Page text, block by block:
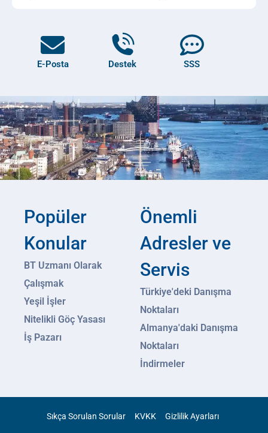
E-Posta Destek SSS
Popüler
Konular
BT Uzmanı Olarak
Çalışmak
Yeşil İşler
Nitelikli Göç Yasası
İş Pazarı
Önemli
Adresler ve
Servis
Türkiye'deki Danışma
Noktaları
Almanya'daki Danışma
Noktaları
İndirmeler
Sıkça Sorulan Sorular KVKK Gizlilik Ayarları